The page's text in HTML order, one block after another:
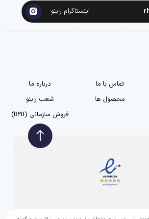
اینستاگرام راینو
تماس با ما
درباره ما
محصول ها
شعب راینو
فروش سازمانی (B2B)